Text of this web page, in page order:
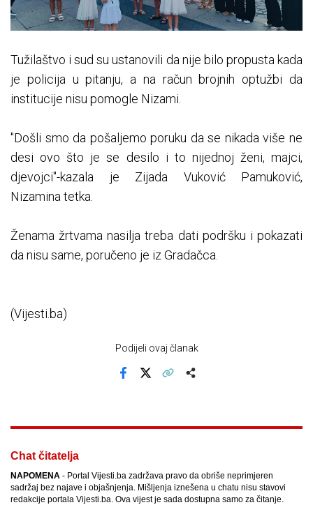
Tužilaštvo i sud su ustanovili da nije bilo propusta kada
je policija u pitanju, a na račun brojnih optužbi da
institucije nisu pomogle Nizami.
"Došli smo da pošaljemo poruku da se nikada više ne
desi ovo što je se desilo i to nijednoj ženi, majci,
djevojci"-kazala je Zijada Vuković Pamuković,
Nizamina tetka.
Ženama žrtvama nasilja treba dati podršku i pokazati
da nisu same, poručeno je iz Gradačca.
(Vijesti.ba)
Podijeli ovaj članak
Chat čitatelja
NAPOMENA - Portal Vijesti.ba zadržava pravo da obriše neprimjeren
sadržaj bez najave i objašnjenja. Mišljenja iznešena u chatu nisu stavovi
redakcije portala Vijesti.ba. Ova vijest je sada dostupna samo za čitanje.